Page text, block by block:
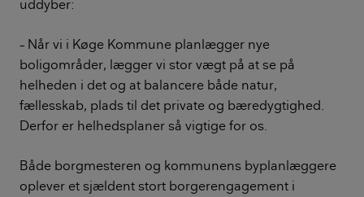
uddyber:
– Når vi i Køge Kommune planlægger nye
boligområder, lægger vi stor vægt på at se på
helheden i det og at balancere både natur,
fællesskab, plads til det private og bæredygtighed.
Derfor er helhedsplaner så vigtige for os.
Både borgmesteren og kommunens byplanlæggere
oplever et sjældent stort borgerengagement i